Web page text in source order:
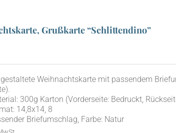
Grußkarte “Schlittendino”
Weihnachtskarte mit passendem
300g Karton (Vorderseite: Bedruckt,
14,8x14, 8
Briefumschlag, Farbe: Natur